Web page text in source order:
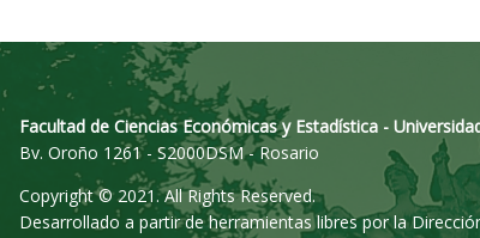
Facultad de Ciencias Económicas y Estadística -
Bv. Oroño 1261 - S2000DSM - Rosario
Copyright © 2021. All Rights Reserved.
Desarrollado a partir de herramientas libres por la